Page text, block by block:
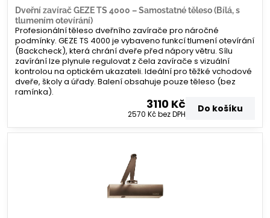
Dveřní zavírač GEZE TS 4000 – Samostatné těleso (Bílá, s
tlumením otevírání)
Profesionální těleso dveřního zavírače pro náročné
podmínky. GEZE TS 4000 je vybaveno funkcí tlumení otevírání
(Backcheck), která chrání dveře před nápory větru. Sílu
zavírání lze plynule regulovat z čela zavírače s vizuální
kontrolou na optickém ukazateli. Ideální pro těžké vchodové
dveře, školy a úřady. Balení obsahuje pouze těleso (bez
ramínka).
3110 Kč
2570 Kčbez DPH Do košíku